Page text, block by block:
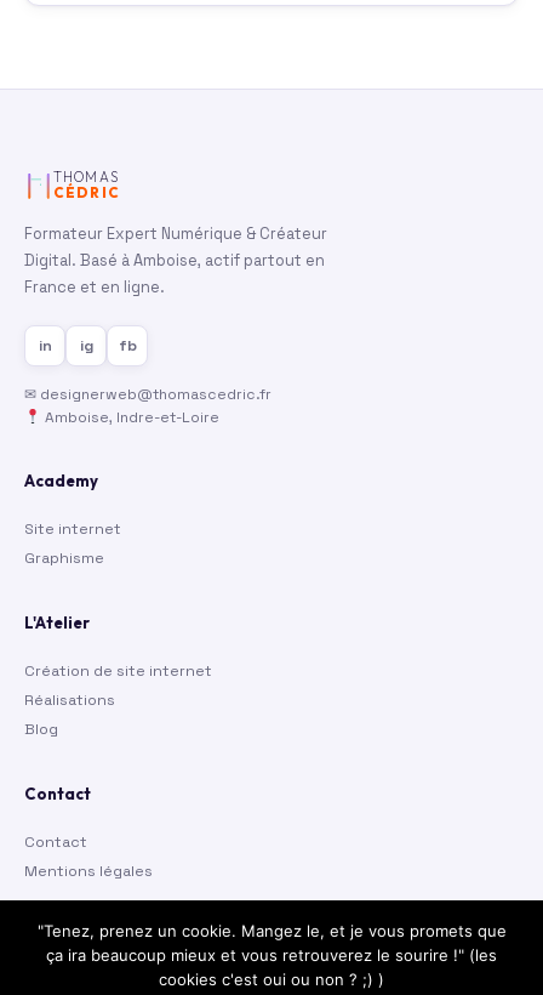
THOMAS
CÉDRIC
Formateur Expert Numérique & Créateur
Digital. Basé à Amboise, actif partout en
France et en ligne.
in ig fb
✉ designerweb@thomascedric.fr
Amboise, Indre-et-Loire
Academy
Site internet
Graphisme
L'Atelier
Création de site internet
Réalisations
Blog
Contact
Contact
Mentions légales
© 2026 Thomas Cédric · Tous droits réservés
"Tenez, prenez un cookie. Mangez le, et je vous promets que
ça ira beaucoup mieux et vous retrouverez le sourire !" (les
cookies c'est oui ou non ? ;) )